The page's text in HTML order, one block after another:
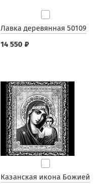
Лавка деревянная 50109
14 550 ₽
Казанская икона Божией